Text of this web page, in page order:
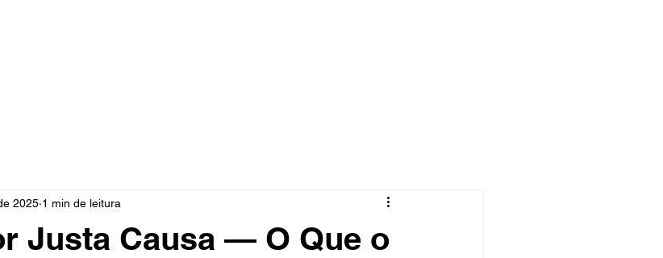
Justa Causa — O Que o
2025 1 min de leitura